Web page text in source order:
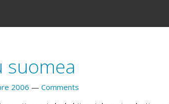
suomea
2006
Comments